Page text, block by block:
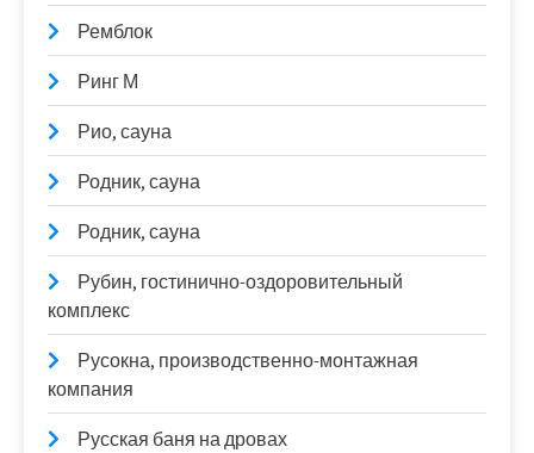
Ремблок
Ринг М
Рио, сауна
Родник, сауна
Родник, сауна
Рубин, гостинично-оздоровительный
комплекс
Русокна, производственно-монтажная
компания
Русская баня на дровах